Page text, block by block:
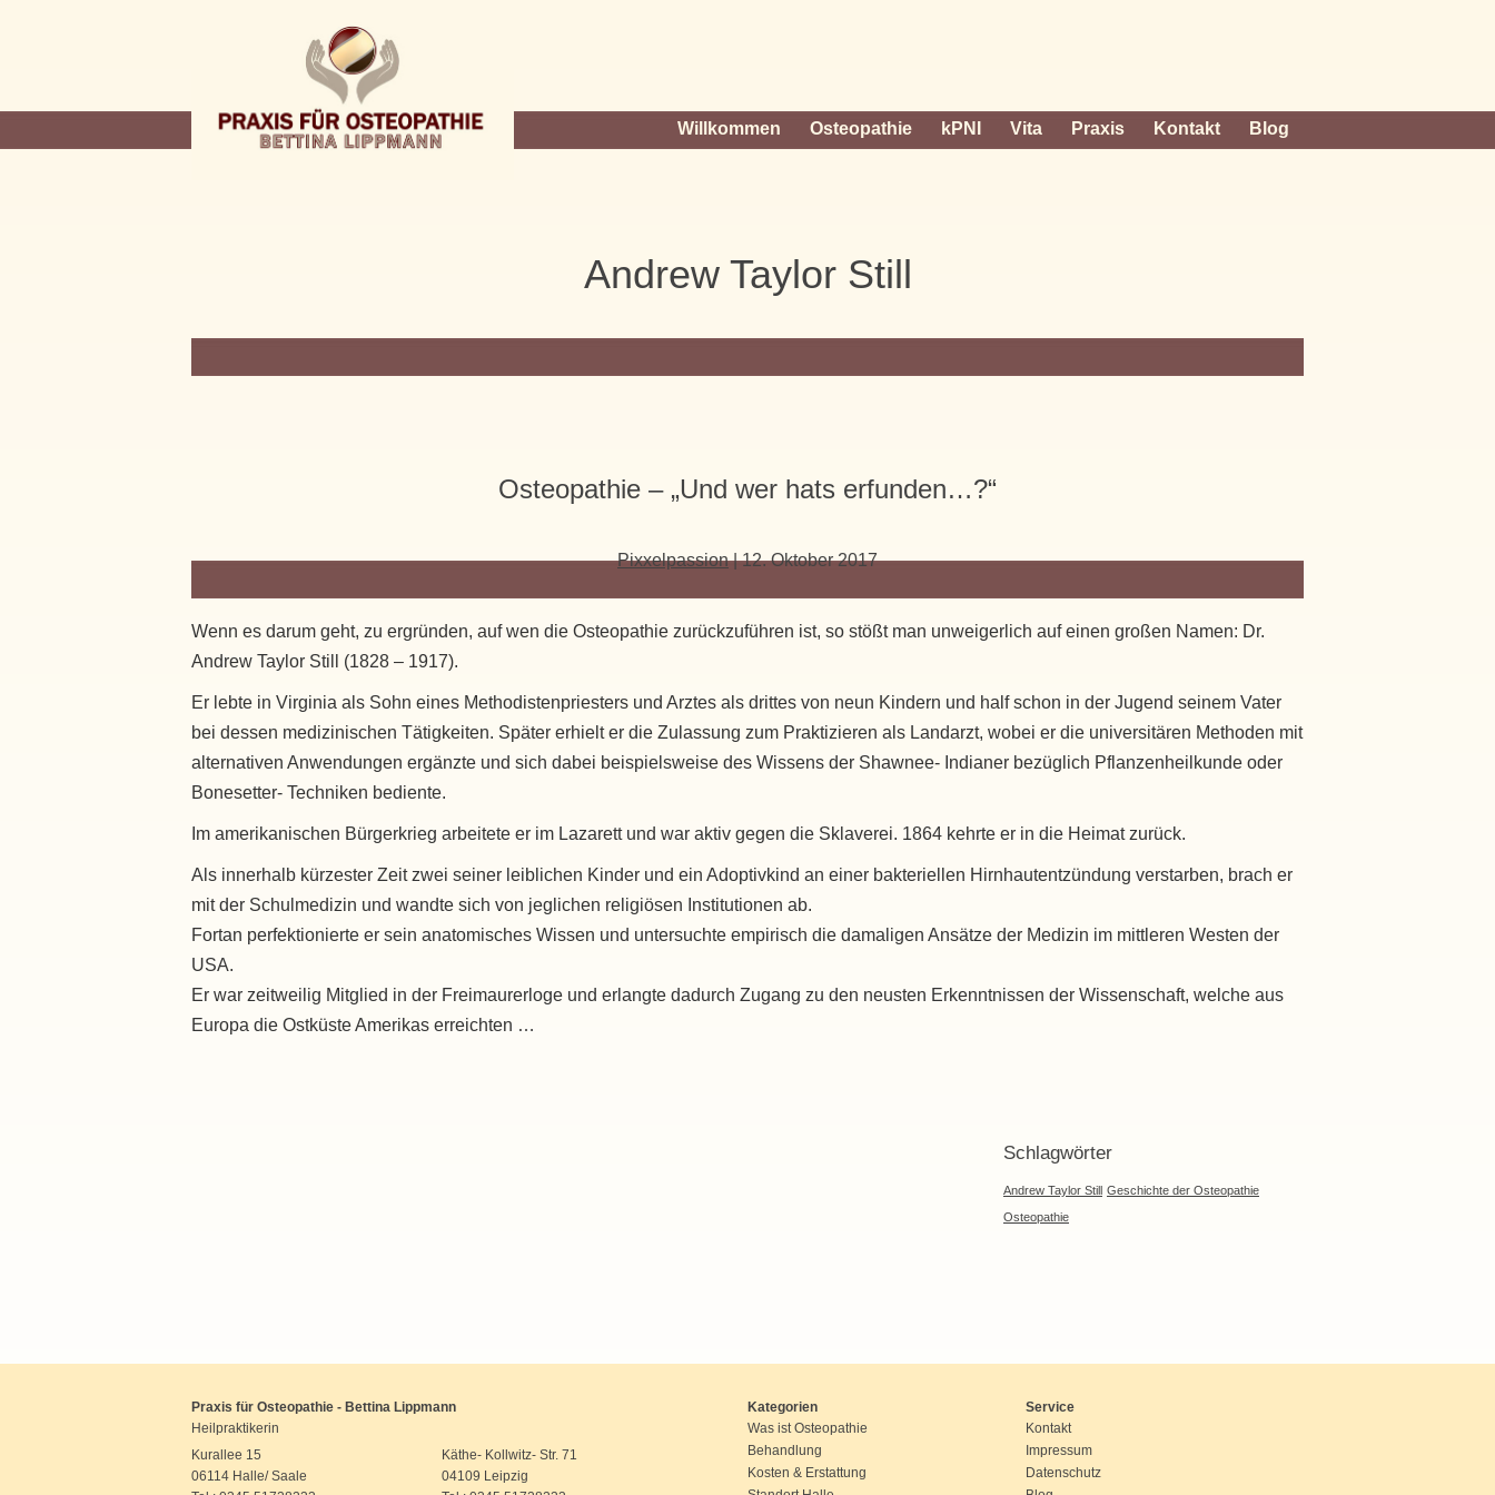
Willkommen Osteopathie kPNI Vita Praxis Kontakt Blog
Andrew Taylor Still
Osteopathie – „Und wer hats erfunden…?“
Pixxelpassion |12. Oktober 2017
Wenn es darum geht, zu ergründen, auf wen die Osteopathie zurückzuführen ist, so stößt man unweigerlich auf einen großen Namen: Dr.
Andrew Taylor Still (1828 – 1917).
Er lebte in Virginia als Sohn eines Methodistenpriesters und Arztes als drittes von neun Kindern und half schon in der Jugend seinem Vater
bei dessen medizinischen Tätigkeiten. Später erhielt er die Zulassung zum Praktizieren als Landarzt, wobei er die universitären Methoden mit
alternativen Anwendungen ergänzte und sich dabei beispielsweise des Wissens der Shawnee- Indianer bezüglich Pflanzenheilkunde oder
Bonesetter- Techniken bediente.
Im amerikanischen Bürgerkrieg arbeitete er im Lazarett und war aktiv gegen die Sklaverei. 1864 kehrte er in die Heimat zurück.
Als innerhalb kürzester Zeit zwei seiner leiblichen Kinder und ein Adoptivkind an einer bakteriellen Hirnhautentzündung verstarben, brach er
mit der Schulmedizin und wandte sich von jeglichen religiösen Institutionen ab.
Fortan perfektionierte er sein anatomisches Wissen und untersuchte empirisch die damaligen Ansätze der Medizin im mittleren Westen der
USA.
Er war zeitweilig Mitglied in der Freimaurerloge und erlangte dadurch Zugang zu den neusten Erkenntnissen der Wissenschaft, welche aus
Europa die Ostküste Amerikas erreichten …
Schlagwörter
Andrew Taylor Still Geschichte der Osteopathie
Osteopathie
Praxis für Osteopathie - Bettina Lippmann
Heilpraktikerin
Kurallee 15
06114 Halle/ Saale
Käthe- Kollwitz- Str. 71
04109 Leipzig
Kategorien
Was ist Osteopathie
Behandlung
Kosten & Erstattung
Service
Kontakt
Impressum
Datenschutz